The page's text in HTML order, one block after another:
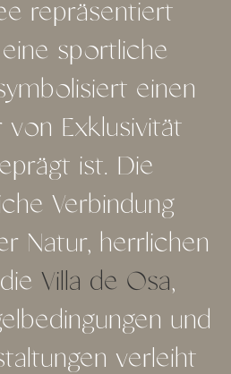
repräsentiert
sportliche
einen
von Exklusivität
ist. Die
Verbindung
Natur, herrlichen
Villa de Osa,
und
verleiht